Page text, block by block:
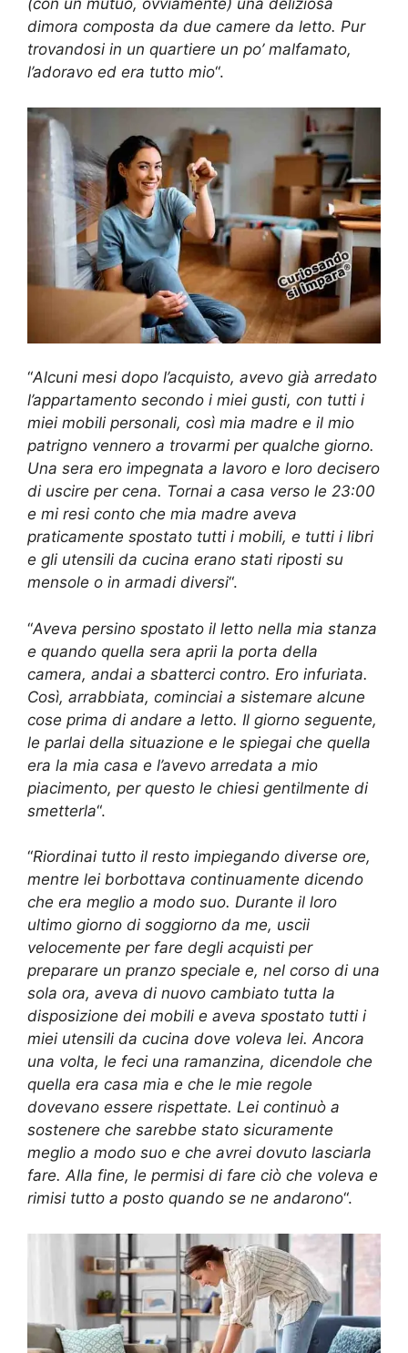
(con un mutuo, ovviamente) una deliziosa
dimora composta da due camere da letto. Pur
trovandosi in un quartiere un po’ malfamato,
l’adoravo ed era tutto mio“.
“Alcuni mesi dopo l’acquisto, avevo già arredato
l’appartamento secondo i miei gusti, con tutti i
miei mobili personali, così mia madre e il mio
patrigno vennero a trovarmi per qualche giorno.
Una sera ero impegnata a lavoro e loro decisero
di uscire per cena. Tornai a casa verso le 23:00
e mi resi conto che mia madre aveva
praticamente spostato tutti i mobili, e tutti i libri
e gli utensili da cucina erano stati riposti su
mensole o in armadi diversi“.
“Aveva persino spostato il letto nella mia stanza
e quando quella sera aprii la porta della
camera, andai a sbatterci contro. Ero infuriata.
Così, arrabbiata, cominciai a sistemare alcune
cose prima di andare a letto. Il giorno seguente,
le parlai della situazione e le spiegai che quella
era la mia casa e l’avevo arredata a mio
piacimento, per questo le chiesi gentilmente di
smetterla“.
“Riordinai tutto il resto impiegando diverse ore,
mentre lei borbottava continuamente dicendo
che era meglio a modo suo. Durante il loro
ultimo giorno di soggiorno da me, uscii
velocemente per fare degli acquisti per
preparare un pranzo speciale e, nel corso di una
sola ora, aveva di nuovo cambiato tutta la
disposizione dei mobili e aveva spostato tutti i
miei utensili da cucina dove voleva lei. Ancora
una volta, le feci una ramanzina, dicendole che
quella era casa mia e che le mie regole
dovevano essere rispettate. Lei continuò a
sostenere che sarebbe stato sicuramente
meglio a modo suo e che avrei dovuto lasciarla
fare. Alla fine, le permisi di fare ciò che voleva e
rimisi tutto a posto quando se ne andarono“.